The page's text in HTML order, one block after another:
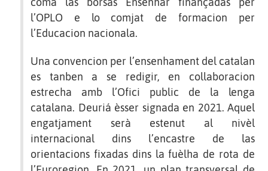
coma las borsas Ensenhar finançadas per
l’OPLO e lo comjat de formacion per
l’Educacion nacionala.
Una convencion per l’ensenhament del catalan
es tanben a se redigir, en collaboracion
estrecha amb l’Ofici public de la lenga
catalana. Deuriá èsser signada en 2021. Aquel
engatjament serà estenut al nivèl
internacional dins l’encastre de las
orientacions fixadas dins la fuèlha de rota de